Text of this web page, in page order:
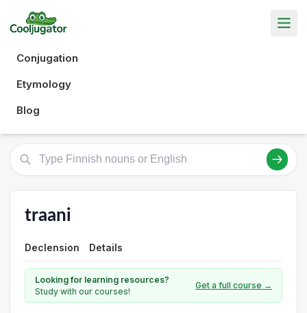
Conjugation
Etymology
Blog
traani
Declension Details
Looking for learning resources?
Study with our courses!
Get a full course →